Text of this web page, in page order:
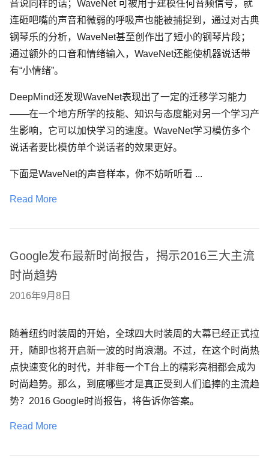
音说同样的话；WaveNet 可被用于建模任何音频信号，就
连砸吧嘴的声音和微弱的呼吸声也能被捕捉到，通过对古典
钢琴乐的分析，WaveNet甚至创作出了短小的钢琴片段；
通过额外的口音和情绪输入，WaveNet还能使机器说话带
有“小情绪”。
DeepMind还发现WaveNet表现出了一定的迁移学习能力
——在一个地方所学的技能、知识与态度能对另一个学习产
生影响，它可以加快学习的速度。WaveNet学习模仿多个
说话者要比模仿单个说话者的效果更好。
下面是WaveNet的声音样本，你不妨听听看 ...
Read More
Google发布最新时尚报告，揭示2016三大主流
时尚趋势
2016年9月8日
随着纽约时装周的开始，全球四大时装周的大幕已经正式拉
开，随即也将开启新一波的时尚浪潮。不过，在这个时尚热
点快速变化的时代，并非每一个T台上的精彩亮相都会成为
时尚趋势。那么，到底哪些才是真正受到人们追捧的主流趋
势？2016 Google时尚报告，将告诉你答案。
Read More